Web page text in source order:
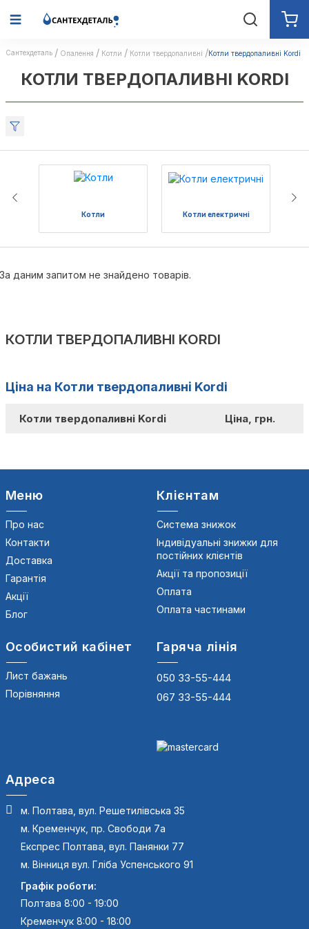
Сантехдеталь Опалення Котли Котли твердопаливні Котли твердопаливні Kordi
КОТЛИ ТВЕРДОПАЛИВНІ KORDI
Котли Котли електричні
За даним запитом не знайдено товарів.
КОТЛИ ТВЕРДОПАЛИВНІ KORDI
Ціна на Котли твердопаливні Kordi
Котли твердопаливні Kordi Ціна, грн.
Меню
Про нас
Контакти
Доставка
Гарантія
Акції
Блог
Клієнтам
Система знижок
Індивідуальні знижки для
постійних клієнтів
Акції та пропозиції
Оплата
Оплата частинами
Особистий кабінет
Лист бажань
Порівняння
Гаряча лінія
050 33-55-444
067 33-55-444
Адреса
м. Полтава, вул. Решетилівська 35
м. Кременчук, пр. Свободи 7а
Експрес Полтава, вул. Панянки 77
м. Вінниця вул. Гліба Успенського 91
Графік роботи:
Полтава 8:00 - 19:00
Кременчук 8:00 - 18:00